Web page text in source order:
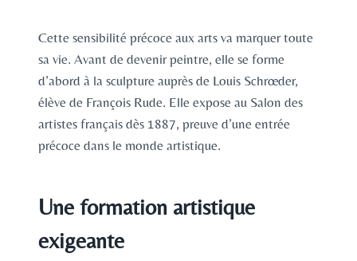
Cette sensibilité précoce aux arts va marquer toute
sa vie. Avant de devenir peintre, elle se forme
d’abord à la sculpture auprès de Louis Schrœder,
élève de François Rude. Elle expose au Salon des
artistes français dès 1887, preuve d’une entrée
précoce dans le monde artistique.
Une formation artistique
exigeante